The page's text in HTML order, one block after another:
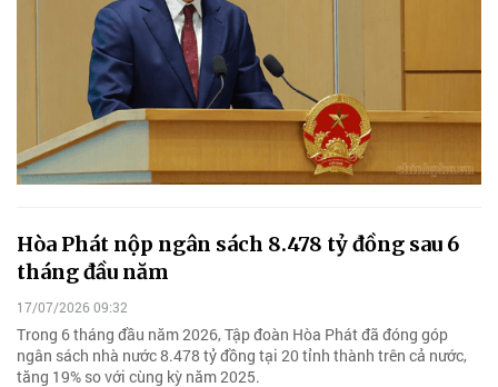
Hòa Phát nộp ngân sách 8.478 tỷ đồng sau 6
tháng đầu năm
17/07/2026 09:32
Trong 6 tháng đầu năm 2026, Tập đoàn Hòa Phát đã đóng góp
ngân sách nhà nước 8.478 tỷ đồng tại 20 tỉnh thành trên cả nước,
tăng 19% so với cùng kỳ năm 2025.